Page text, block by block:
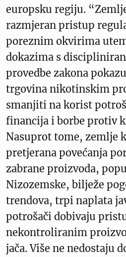
europsku regiju.
razmjeran pristup
poreznim okvirima
dokazima s
provedbe zakona
trgovina nikotinskim
smanjiti na korist
financija i borbe protiv
Nasuprot tome, zemlje
pretjerana povećanja
zabrane proizvoda,
Nizozemske, bilježe
trendova, trpi naplata
potrošači dobivaju
nekontroliranim
jača. Više ne nedostaju